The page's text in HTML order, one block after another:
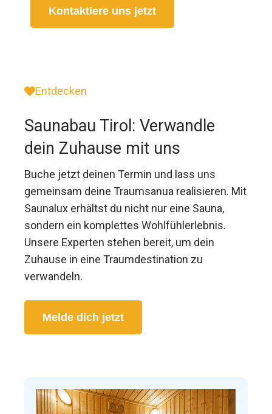
Kontaktiere uns jetzt
Entdecken
Saunabau Tirol: Verwandle
dein Zuhause mit uns
Buche jetzt deinen Termin und lass uns
gemeinsam deine Traumsanua realisieren. Mit
Saunalux erhältst du nicht nur eine Sauna,
sondern ein komplettes Wohlfühlerlebnis.
Unsere Experten stehen bereit, um dein
Zuhause in eine Traumdestination zu
verwandeln.
Melde dich jetzt